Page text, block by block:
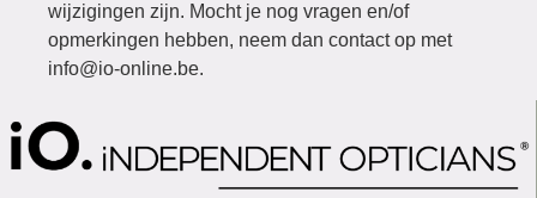
wijzigingen zijn. Mocht je nog vragen en/of
opmerkingen hebben, neem dan contact op met
info@io-online.be.